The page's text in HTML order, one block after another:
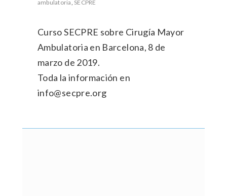
ambulatoria, SECPRE
Curso SECPRE sobre Cirugía Mayor
Ambulatoria en Barcelona, 8 de
marzo de 2019.
Toda la información en
info@secpre.org